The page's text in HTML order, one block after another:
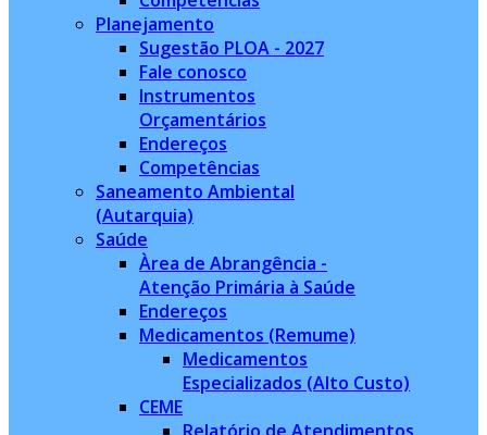
Planejamento
Sugestão PLOA - 2027
Fale conosco
Instrumentos
Orçamentários
Endereços
Competências
Saneamento Ambiental
(Autarquia)
Saúde
Àrea de Abrangência -
Atenção Primária à Saúde
Endereços
Medicamentos (Remume)
Medicamentos
Especializados (Alto Custo)
CEME